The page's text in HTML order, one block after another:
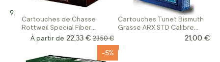
Cartouches de Chasse
Rottweil Special Fiber
Calibre 12
À partir de 22,33 € Prix normal
23,50 €
Cartouches Tunet Bismuth
Grasse ARX STD Calibre
21,00 €
-5%